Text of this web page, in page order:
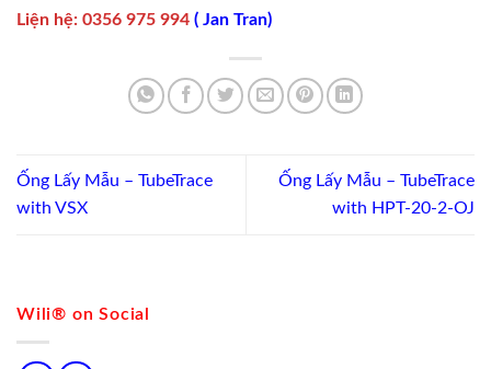
Wili® on Social
Liện hệ: 0356 975 994 ( Jan Tran)
Ống Lấy Mẫu – TubeTrace
with VSX
Ống Lấy Mẫu – TubeTrace
with HPT-20-2-OJ